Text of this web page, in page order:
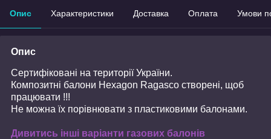
Опис Характеристики Доставка Оплата Умови
Опис
Сертифіковані на території України.
Композитні балони Hexagon Ragasco створені, щоб
працювати !!!
Не можна їх порівнювати з пластиковими балонами.
Дивитись інші варіанти газових балонів